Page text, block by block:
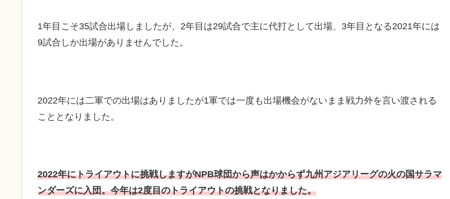
1年目こそ35試合出場しましたが、2年目は29試合で主に代打として出場、3年目となる2021年には
9試合しか出場がありませんでした。
2022年には二軍での出場はありましたが1軍では一度も出場機会がないまま戦力外を言い渡される
こととなりました。
2022年にトライアウトに挑戦しますがNPB球団から声はかからず九州アジアリーグの火の国サラマ
ンダーズに入団。今年は2度目のトライアウトの挑戦となりました。